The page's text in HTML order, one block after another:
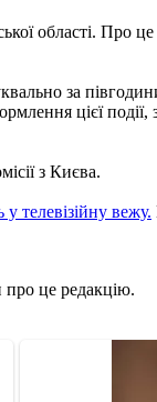
області.
за
цієї
з Києва.
у телевізійну вежу.
про це редакцію.